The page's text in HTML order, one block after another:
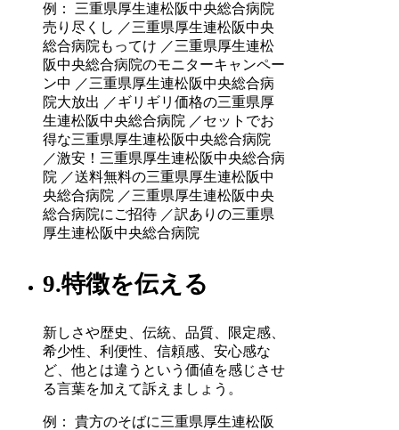
例： 三重県厚生連松阪中央総合病院
売り尽くし ／三重県厚生連松阪中央
総合病院もってけ ／三重県厚生連松
阪中央総合病院のモニターキャンペー
ン中 ／三重県厚生連松阪中央総合病
院大放出 ／ギリギリ価格の三重県厚
生連松阪中央総合病院 ／セットでお
得な三重県厚生連松阪中央総合病院
／激安！三重県厚生連松阪中央総合病
院 ／送料無料の三重県厚生連松阪中
央総合病院 ／三重県厚生連松阪中央
総合病院にご招待 ／訳ありの三重県
厚生連松阪中央総合病院
9.特徴を伝える
新しさや歴史、伝統、品質、限定感、
希少性、利便性、信頼感、安心感な
ど、他とは違うという価値を感じさせ
る言葉を加えて訴えましょう。
例： 貴方のそばに三重県厚生連松阪